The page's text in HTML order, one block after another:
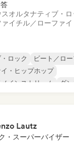
オルタナティブ・ロ
イチル／ローファ
ロック
ビート／ロ
・ヒップホップ
インストリーム
ダ
Lautz
・スーパーバイザー